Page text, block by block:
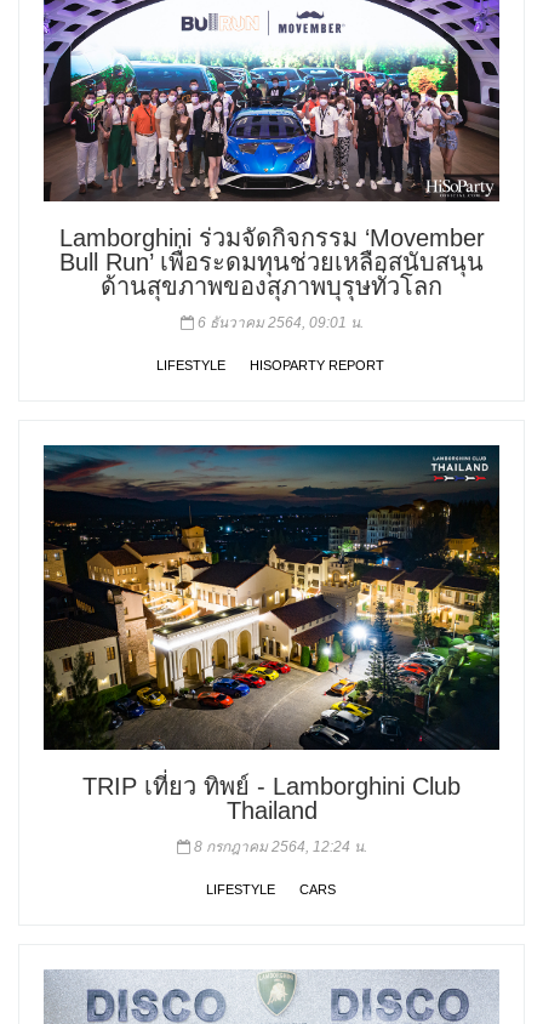
Lamborghini ร่วมจัดกิจกรรม ‘Movember
Bull Run’ เพื่อระดมทุนช่วยเหลือสนับสนุน
ด้านสุขภาพของสุภาพบุรุษทั่วโลก
6 ธันวาคม 2564, 09:01 น.
LIFESTYLE HISOPARTY REPORT
TRIP เที่ยว ทิพย์ - Lamborghini Club
Thailand
8 กรกฎาคม 2564, 12:24 น.
LIFESTYLE CARS